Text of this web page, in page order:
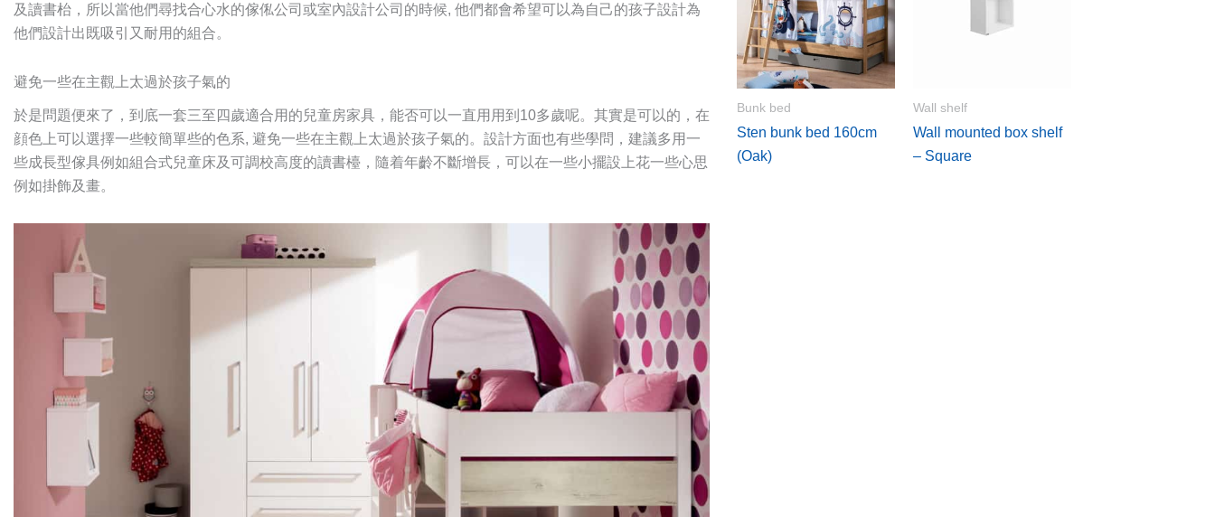
及讀書枱，所以當他們尋找合心水的傢俬公司或室內設計公司的時候, 他們都會希望可以為自己的孩子設計為
他們設計出既吸引又耐用的組合。
避免一些在主觀上太過於孩子氣的
於是問題便來了，到底一套三至四歲適合用的兒童房家具，能否可以一直用用到10多歲呢。其實是可以的，在
顔色上可以選擇一些較簡單些的色系, 避免一些在主觀上太過於孩子氣的。設計方面也有些學問，建議多用一
些成長型傢具例如組合式兒童床及可調校高度的讀書檯，隨着年齡不斷增長，可以在一些小擺設上花一些心思
例如掛飾及畫。
Bunk bed
Sten bunk bed 160cm
(Oak)
Wall shelf
Wall mounted box shelf
– Square